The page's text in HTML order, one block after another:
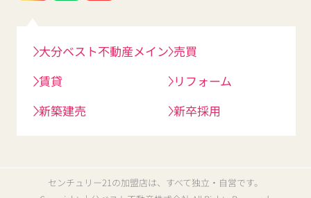
大分ベスト不動産メイン
賃貸
新築建売
売買
リフォーム
新卒採用
センチュリー21の加盟店は、すべて独立・自営です。